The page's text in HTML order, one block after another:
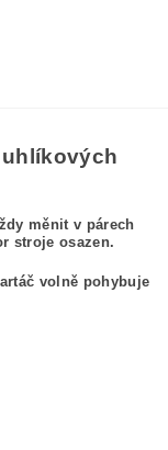
uhlíkových
měnit v párech
stroje osazen.
volně pohybuje